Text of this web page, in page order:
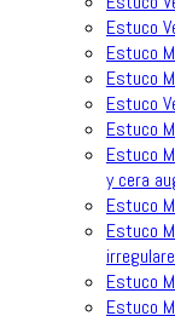
Estuco
Estuco
Estuco
Estuco
Estuco
Estuco
y cera
Estuco
Estuco
Estuco
Estuco